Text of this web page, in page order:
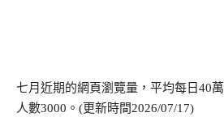
七月近期的網頁瀏覽量，平均每日40
人數3000。(更新時間2026/07/17)